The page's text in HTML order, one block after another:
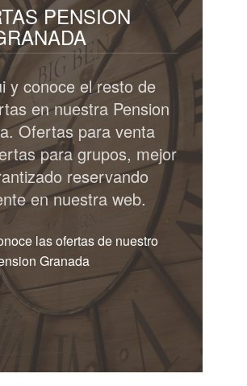
PENSION
y conoce el resto de
en nuestra Pension
Ofertas para venta
para grupos, mejor
reservando
en nuestra web.
las ofertas de nuestro
Granada